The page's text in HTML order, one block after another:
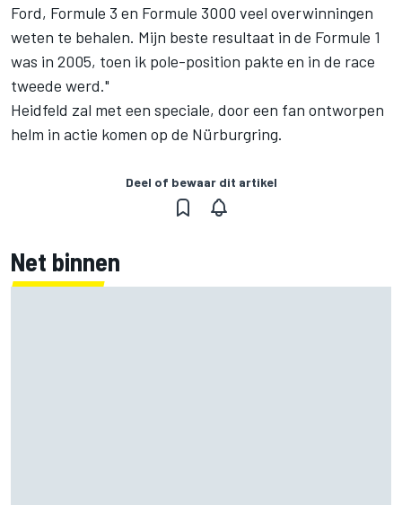
Ford, Formule 3 en Formule 3000 veel overwinningen
weten te behalen. Mijn beste resultaat in de Formule 1
was in 2005, toen ik pole-position pakte en in de race
tweede werd."
Heidfeld zal met een speciale, door een fan ontworpen
helm in actie komen op de Nürburgring.
Deel of bewaar dit artikel
Net binnen